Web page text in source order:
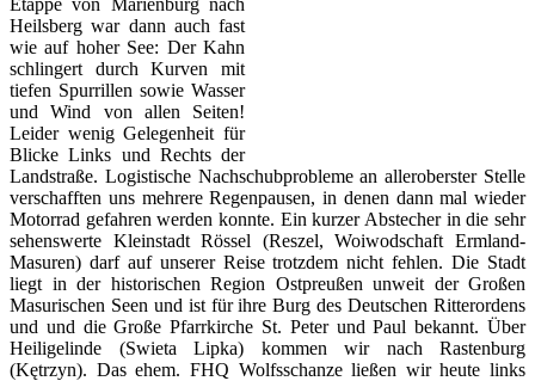
Heilsberg war dann auch fast
wie auf hoher See: Der Kahn
schlingert durch Kurven mit
tiefen Spurrillen sowie Wasser
und Wind von allen Seiten!
Leider wenig Gelegenheit für
Blicke Links und Rechts der
Landstraße. Logistische Nachschubprobleme an alleroberster Stelle
verschafften uns mehrere Regenpausen, in denen dann mal wieder
Motorrad gefahren werden konnte. Ein kurzer Abstecher in die sehr
sehenswerte Kleinstadt Rössel (Reszel, Woiwodschaft Ermland-
Masuren) darf auf unserer Reise trotzdem nicht fehlen. Die Stadt
liegt in der historischen Region Ostpreußen unweit der Großen
Masurischen Seen und ist für ihre Burg des Deutschen Ritterordens
und und die Große Pfarrkirche St. Peter und Paul bekannt. Über
Heiligelinde (Swieta Lipka) kommen wir nach Rastenburg
(Kętrzyn). Das ehem. FHQ Wolfsschanze ließen wir heute links